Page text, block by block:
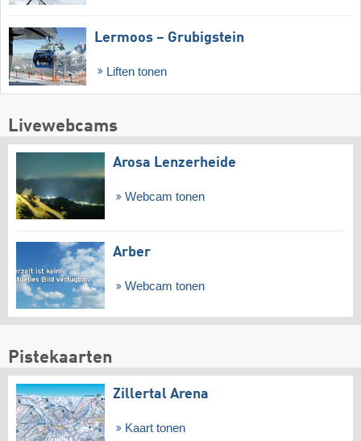
Lermoos – Grubigstein
Liften tonen
Livewebcams
Arosa Lenzerheide
Webcam tonen
Arber
Webcam tonen
Pistekaarten
Zillertal Arena
Kaart tonen